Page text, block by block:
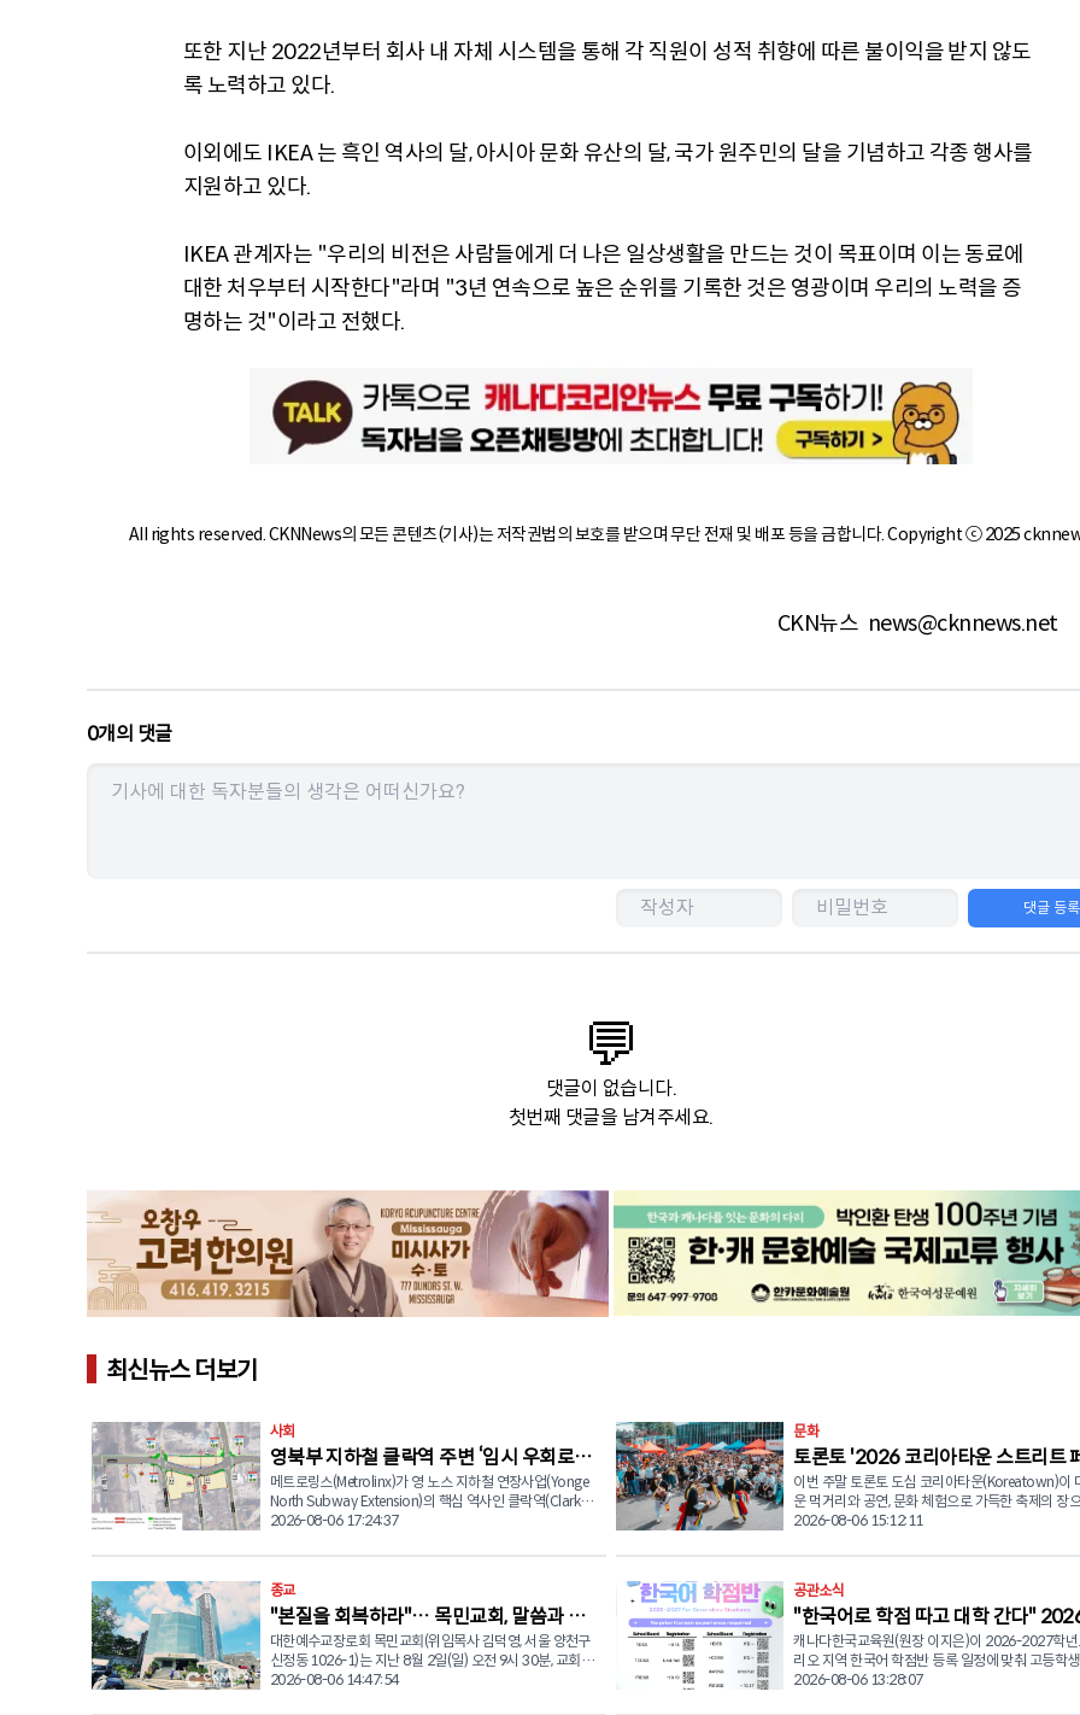
또한 지난 2022년부터 회사 내 자체 시스템을 통해 각 직원이 성적 취향에 따른 불이익을 받지 않도
록 노력하고 있다.
이외에도 IKEA 는 흑인 역사의 달, 아시아 문화 유산의 달, 국가 원주민의 달을 기념하고 각종 행사를
지원하고 있다.
IKEA 관계자는 "우리의 비전은 사람들에게 더 나은 일상생활을 만드는 것이 목표이며 이는 동료에
대한 처우부터 시작한다"라며 "3년 연속으로 높은 순위를 기록한 것은 영광이며 우리의 노력을 증
명하는 것"이라고 전했다.
All rights reserved. CKNNews의 모든 콘텐츠(기사)는 저작권법의 보호를 받으며 무단 전재 및 배포 등을 금합니다. Copyright ⓒ 2025
CKN뉴스 news@cknnews.net
0개의 댓글
댓글 등록
💬
댓글이 없습니다.
첫번째 댓글을 남겨주세요.
최신뉴스 더보기
사회
영북부 지하철 클락역 주변 ‘임시 우회로’
전환… “영 스트리트 바뀐다”
메트로링스(Metrolinx)가 영 노스 지하철 연장사업(Yonge
North Subway Extension)의 핵심 역사인 클락역(Clark
Station) 건설을 위해 영 스트리트(Yonge Street) 일부 구간
도착에 앞서 공간을 확보하기 위해 글렌 캐머런 로드(Glen
지 기존 영 스트리트 구간을 새로 마련된 동쪽 임시 우회로
로 전환한다. 해당 구간은 과거 한인동포들이 자주 찾던 마
이마이치킨, 조선옥 식당, 페리카나치킨, 고노에 스시 등이
있던 상가 건물과 주차장 지역이다. 영 노스 지하철 연장사
업은 총 56억 캐나다달러가 투입되는 대형 교통 인프라 사
2026-08-06 17:24:37
문화
토론토 '2026 코리아타운 스트리트
티벌' 개최
이번 주말 토론토 도심 코리아타운(Koreatown)이
운 먹거리와 공연, 문화 체험으로 가득한 축제의 장
신한다. 오는 8월 8일(토) 오후 1시부터 8시까지 블루어 스
Ave.) 일대에서 '한인타운 스트리트 페스티벌
활기찬 지역 중 하나인 한인타운의 풍경과 소리, 맛
리에서 경험할 수 있는 다채로운 프로그램으로 꾸
이다. ■ 한국 전통 국악부터 현대 시티팝까지 다채로운 공
연 방문객들은 다양한 한국 음식을 맛보는 것은 물론, 현장
인터랙티브 활동과 라이브 공연을 통해 한국 문화
2026-08-06 15:12:11
종교
"본질을 회복하라"… 목민교회, 말씀과 나
눔으로 드린 주일예배
대한예수교장로회 목민교회(위임목사 김덕영, 서울 양천구
신정동 1026-1)는 지난 8월 2일(일) 오전 9시 30분, 교회 본
당에서 주일 2부 예배를 드리며 신앙의 본질을 되새기고, 베
2026-08-06 14:47:54
공관소식
"한국어로 학점 따고 대학 간다"
2027 한국어 학점반 모집
캐나다한국교육원(원장 이지은)이 2026-2027학
리오 지역 한국어 학점반 등록 일정에 맞춰 고등학
부모들의 적극적인 관심과 참여를 당부했다. 한국어는 온타
2026-08-06 13:28:07